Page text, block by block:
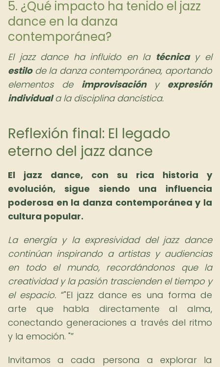
5. ¿Qué impacto ha tenido el jazz
dance en la danza
contemporánea?
El jazz dance ha influido en la técnicay el
estilode la danza contemporánea, aportando
elementos de improvisacióny expresión
individuala la disciplina dancística.
Reflexión final: El legado
eterno del jazz dance
El jazz dance, con su rica historia y
evolución, sigue siendo una influencia
poderosa en la danza contemporánea y la
cultura popular.
La energía y la expresividad del jazz dance
continúan inspirando a artistas y audiencias
en todo el mundo, recordándonos que la
creatividad y la pasión trascienden el tiempo y
el espacio.
"El jazz dance es una forma de
arte que habla directamente al alma,
conectando generaciones a través del ritmo
y la emoción. "
Invitamos a cada persona a explorar la